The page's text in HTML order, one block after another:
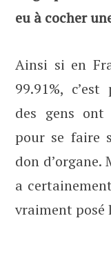
eu à cocher
Ainsi si en
99.91%,
des gens
pour se faire
don d’organe.
a
vraiment posé